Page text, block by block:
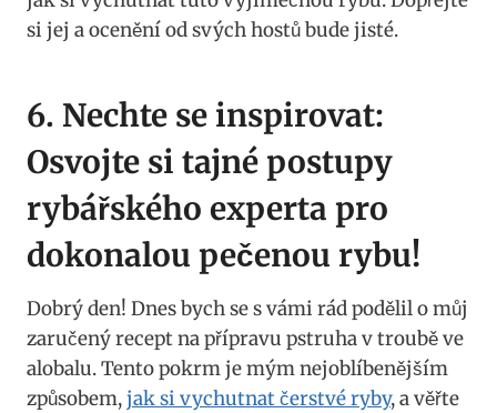
si‍ jej a ocenění od⁤ svých hostů bude jisté.
6. Nechte se inspirovat:
Osvojte si​ tajné postupy
rybářského ‍experta ‍pro
dokonalou pečenou rybu!
Dobrý⁢ den! Dnes bych se s vámi rád podělil ‍o‌ můj​
zaručený recept ⁢na přípravu pstruha v troubě‌ ve
alobalu.​ Tento pokrm je mým nejoblíbenějším
způsobem,​jak⁤ si ⁣vychutnat čerstvé ryby, a⁣ věřte